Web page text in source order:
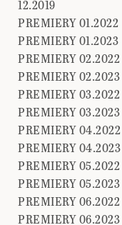
12.2019
PREMIERY 01.2022
PREMIERY 01.2023
PREMIERY 02.2022
PREMIERY 02.2023
PREMIERY 03.2022
PREMIERY 03.2023
PREMIERY 04.2022
PREMIERY 04.2023
PREMIERY 05.2022
PREMIERY 05.2023
PREMIERY 06.2022
PREMIERY 06.2023